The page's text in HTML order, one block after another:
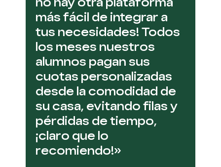
más fácil de integrar a
tus necesidades! Todos
los meses nuestros
alumnos pagan sus
cuotas personalizadas
desde la comodidad de
su casa, evitando filas y
pérdidas de tiempo,
¡claro que lo
recomiendo!»